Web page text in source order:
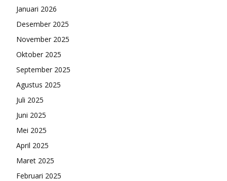
Januari 2026
Desember 2025
November 2025
Oktober 2025
September 2025
Agustus 2025
Juli 2025
Juni 2025
Mei 2025
April 2025
Maret 2025
Februari 2025